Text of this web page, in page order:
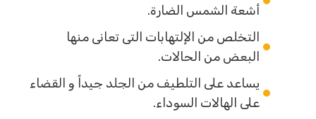
أشعة الشمس الضارة.
التخلص من الإلتهابات التى تعانى منها
البعض من الحالات.
يساعد على التلطيف من الجلد جيداً و القضاء
على الهالات السوداء.